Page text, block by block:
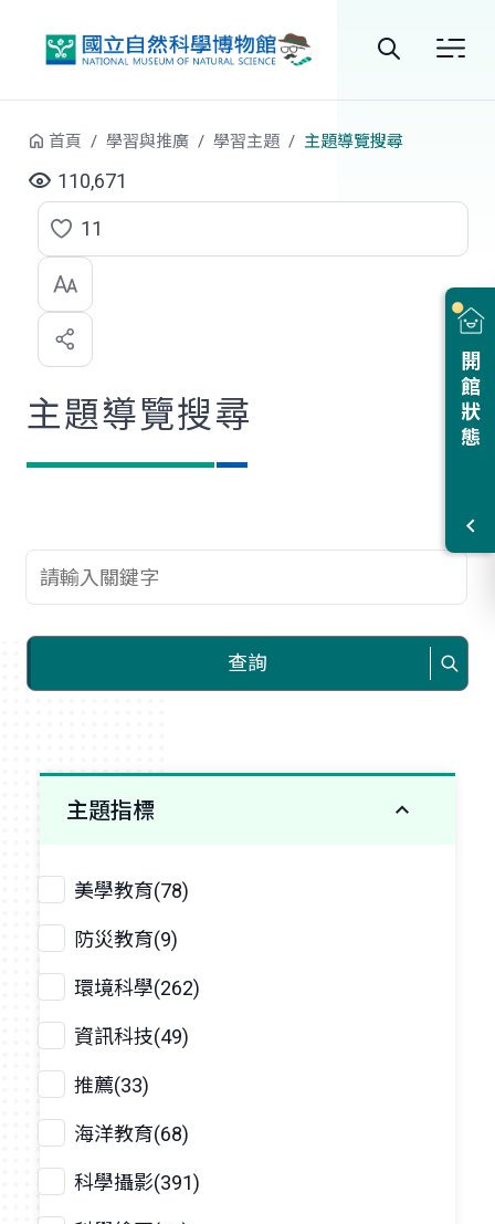
站
尋
開館狀態
首頁 學習與推廣 學習主題 主題導覽搜尋
110,671
點
選
喜
歡
11
主題導覽搜尋
查詢關鍵字
查詢
主題指標
美學教育(78)
防災教育(9)
環境科學(262)
資訊科技(49)
推薦(33)
海洋教育(68)
科學攝影(391)